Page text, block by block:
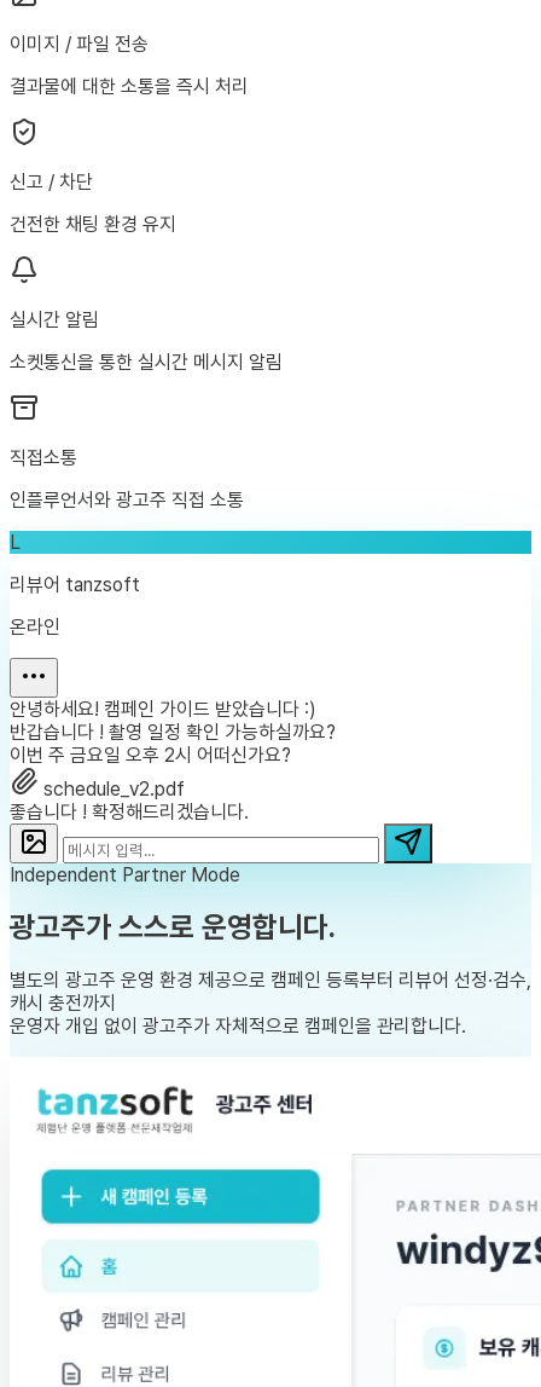
이미지 / 파일 전송
결과물에 대한 소통을 즉시 처리
신고 / 차단
건전한 채팅 환경 유지
실시간 알림
소켓통신을 통한 실시간 메시지 알림
직접소통
인플루언서와 광고주 직접 소통
L
리뷰어 tanzsoft
온라인
안녕하세요! 캠페인 가이드 받았습니다 :)
반갑습니다 ! 촬영 일정 확인 가능하실까요?
이번 주 금요일 오후 2시 어떠신가요?
schedule_v2.pdf
좋습니다 ! 확정해드리겠습니다.
Independent Partner Mode
광고주가 스스로 운영합니다.
별도의 광고주 운영 환경 제공으로 캠페인 등록부터 리뷰어 선정·검수,
캐시 충전까지
운영자 개입 없이 광고주가 자체적으로 캠페인을 관리합니다.